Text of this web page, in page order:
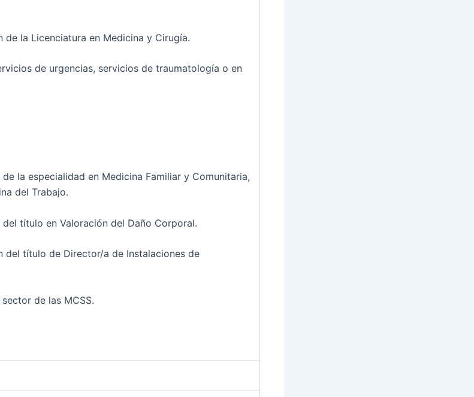
la Licenciatura en Medicina y Cirugía.
de urgencias, servicios de traumatología o en
la especialidad en Medicina Familiar y Comunitaria,
del Trabajo.
título en Valoración del Daño Corporal.
título de Director/a de Instalaciones de
de las MCSS.